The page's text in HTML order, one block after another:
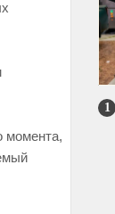
момента,